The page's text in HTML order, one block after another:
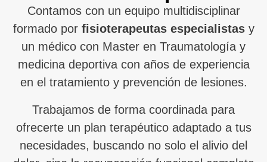
Contamos con un equipo multidisciplinar
formado por fisioterapeutas especialistasy
un médico con Master en Traumatología y
medicina deportiva con años de experiencia
en el tratamiento y prevención de lesiones.
Trabajamos de forma coordinada para
ofrecerte un plan terapéutico adaptado a tus
necesidades, buscando no solo el alivio del